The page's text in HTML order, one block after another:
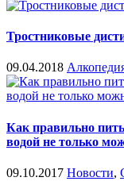
Тростниковые
09.04.2018
Как правильно
водой не только
09.10.2017 Новости,